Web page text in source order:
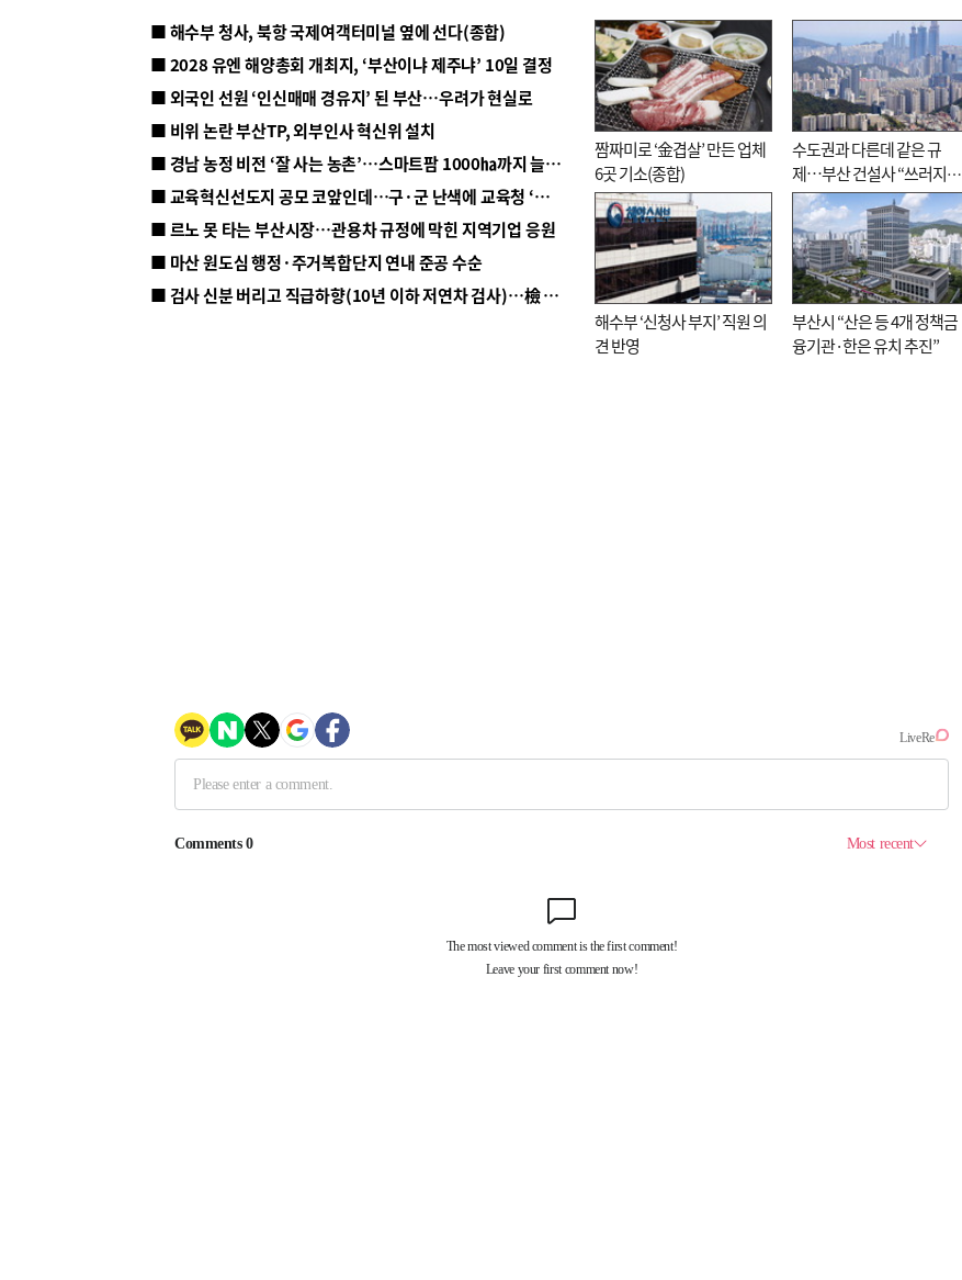
■ 해수부 청사, 북항 국제여객터미널 옆에 선다(종합)
■ 2028 유엔 해양총회 개최지, ‘부산이냐 제주냐’ 10일 결정
■ 외국인 선원 ‘인신매매 경유지’ 된 부산…우려가 현실로
■ 비위 논란 부산TP, 외부인사 혁신위 설치
■ 경남 농정 비전 ‘잘 사는 농촌’…스마트팜 1000㏊까지 늘린다
■ 교육혁신선도지 공모 코앞인데…구·군 난색에 교육청 ‘쩔쩔’
■ 르노 못 타는 부산시장…관용차 규정에 막힌 지역기업 응원
■ 마산 원도심 행정·주거복합단지 연내 준공 수순
■ 검사 신분 버리고 직급하향(10년 이하 저연차 검사)…檢 중수청행 기피
짬짜미로 ‘金겹살’ 만든 업체
6곳 기소(종합)
수도권과 다른데 같은 규
제…부산 건설사 “쓰러지기
직전”
해수부 ‘신청사 부지’ 직원 의
견 반영
부산시 “산은 등 4개 정책금
융기관·한은 유치 추진”